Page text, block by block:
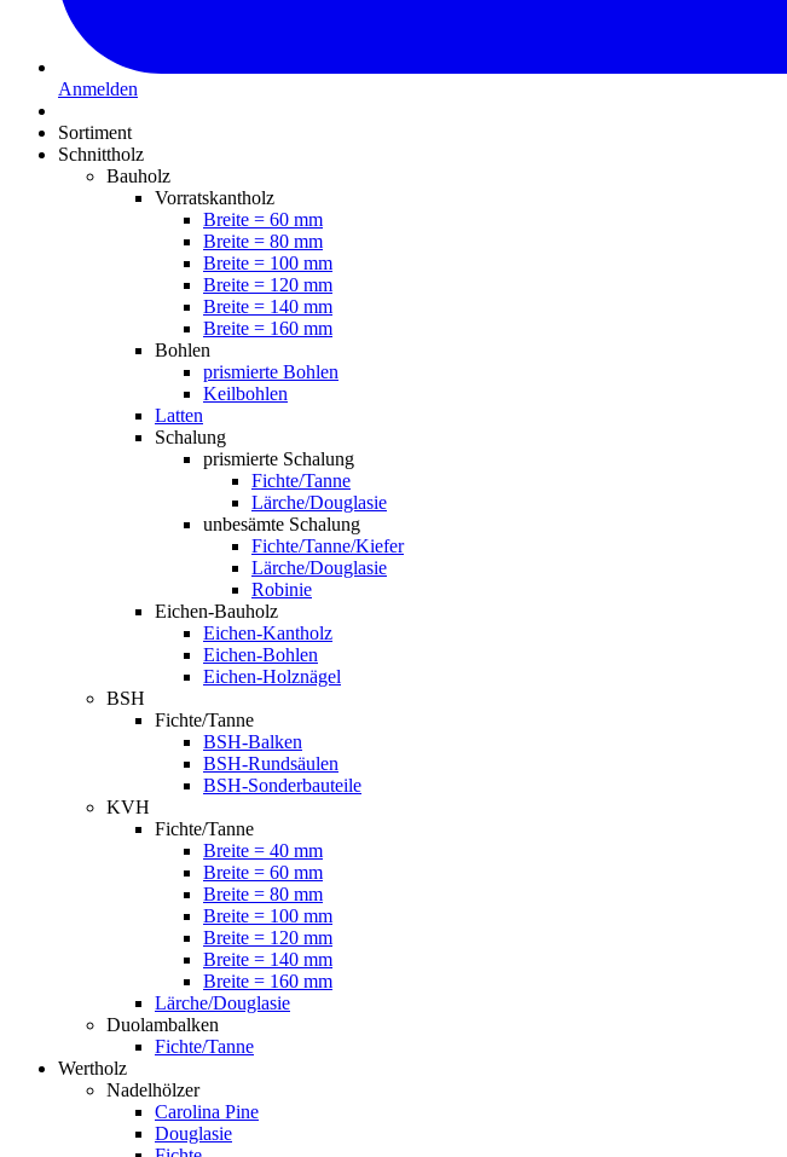
Anmelden
Sortiment
Schnittholz
Bauholz
Vorratskantholz
Breite = 60 mm
Breite = 80 mm
Breite = 100 mm
Breite = 120 mm
Breite = 140 mm
Breite = 160 mm
Bohlen
prismierte Bohlen
Keilbohlen
Latten
Schalung
prismierte Schalung
Fichte/Tanne
Lärche/Douglasie
unbesämte Schalung
Fichte/Tanne/Kiefer
Lärche/Douglasie
Robinie
Eichen-Bauholz
Eichen-Kantholz
Eichen-Bohlen
Eichen-Holznägel
BSH
Fichte/Tanne
BSH-Balken
BSH-Rundsäulen
BSH-Sonderbauteile
KVH
Fichte/Tanne
Breite = 40 mm
Breite = 60 mm
Breite = 80 mm
Breite = 100 mm
Breite = 120 mm
Breite = 140 mm
Breite = 160 mm
Lärche/Douglasie
Duolambalken
Fichte/Tanne
Wertholz
Nadelhölzer
Carolina Pine
Douglasie